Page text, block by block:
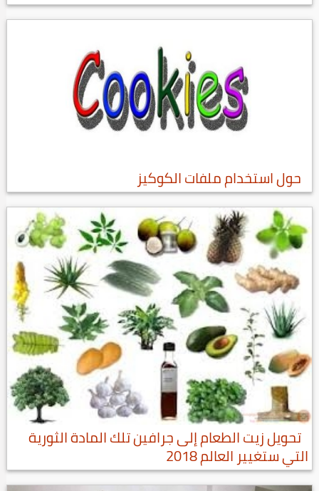
حول استخدام ملفات الكوكيز
تحويل زيت الطعام إلى جرافين تلك المادة الثورية
التي ستغيير العالم 2018